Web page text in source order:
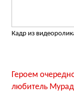
Кадр из
Героем
любитель